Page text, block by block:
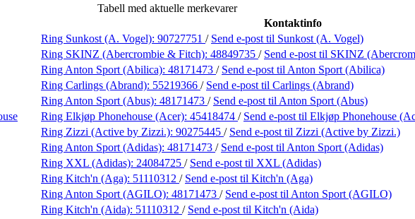
Tabell med aktuelle merkevarer
Kontaktinfo
Ring Sunkost (A. Vogel): 90727751 / Send e-post til Sunkost (A. Vogel)
Ring SKINZ (Abercrombie & Fitch): 48849735 / Send e-post til SKINZ
Ring Anton Sport (Abilica): 48171473 / Send e-post til Anton Sport (Abilica)
Ring Carlings (Abrand): 55219366 / Send e-post til Carlings (Abrand)
Ring Anton Sport (Abus): 48171473 / Send e-post til Anton Sport (Abus)
Ring Elkjøp Phonehouse (Acer): 45418474 / Send e-post til Elkjøp Phonehouse
Ring Zizzi (Active by Zizzi.): 90275445 / Send e-post til Zizzi (Active by Zizzi.)
Ring Anton Sport (Adidas): 48171473 / Send e-post til Anton Sport (Adidas)
Ring XXL (Adidas): 24084725 / Send e-post til XXL (Adidas)
Ring Kitch'n (Aga): 51110312 / Send e-post til Kitch'n (Aga)
Ring Anton Sport (AGILO): 48171473 / Send e-post til Anton Sport (AGILO)
Ring Kitch'n (Aida): 51110312 / Send e-post til Kitch'n (Aida)